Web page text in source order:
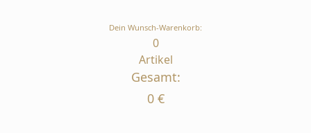
Dein Wunsch-Warenkorb:
0
Artikel
Gesamt:
0 €